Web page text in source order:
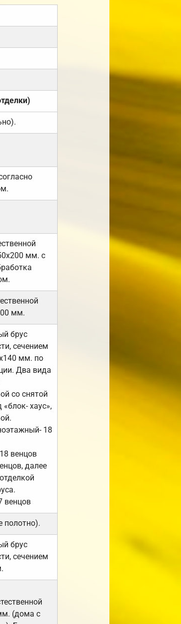
мм. с
мм.
брус
сечением
мм. по
Два вида
со снятой
хаус»,
18
венцов
далее
венцов
полотно).
брус
сечением
(дома с